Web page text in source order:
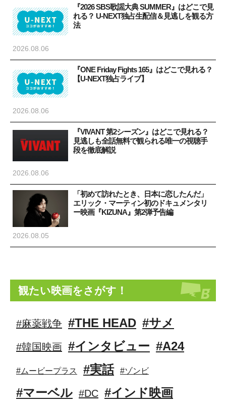
『2026 SBS歌謡大典 SUMMER』はどこで見
れる？ U-NEXT独占生配信＆見逃しを観る方
法
2026.08.06
『ONE Friday Fights 165』はどこで見れる？
【U-NEXT独占ライブ】
2026.08.06
『VIVANT 第2シーズン』はどこで見れる？
見逃しも全話無料で観られる唯一の視聴手
段を徹底解説
2026.08.06
「初めて訪れたとき、日本に恋したんだ」
エリック・マーティン初のドキュメンタリ
ー映画『KIZUNA』第2弾予告編
2026.08.05
観たい映画をさがす！
#麻薬戦争 #THE HEAD #サメ
#韓国映画 #インタビュー #A24
#ムービープラス #実話 #ゾンビ
#マーベル #DC #インド映画